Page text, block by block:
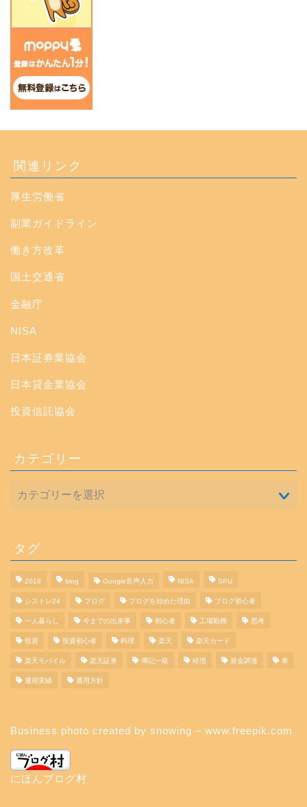
関連リンク
厚生労働省
副業ガイドライン
働き方改革
国土交通省
金融庁
NISA
日本証券業協会
日本貸金業協会
投資信託協会
カテゴリー
タグ
2019 blog Google音声入力 NISA SPU
シストレ24 ブログ ブログを始めた理由 ブログ初心者
一人暮らし 今までの出来事 初心者 工場勤務 思考
投資 投資初心者 料理 楽天 楽天カード
楽天モバイル 楽天証券 簿記一級 経理 資金調達 車
運用実績 運用方針
Business photo created by snowing – www.freepik.com
にほんブログ村